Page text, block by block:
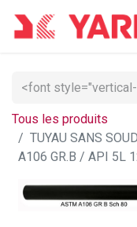
Tous les produits
TUYAU SANS
A106 GR.B / API 5L